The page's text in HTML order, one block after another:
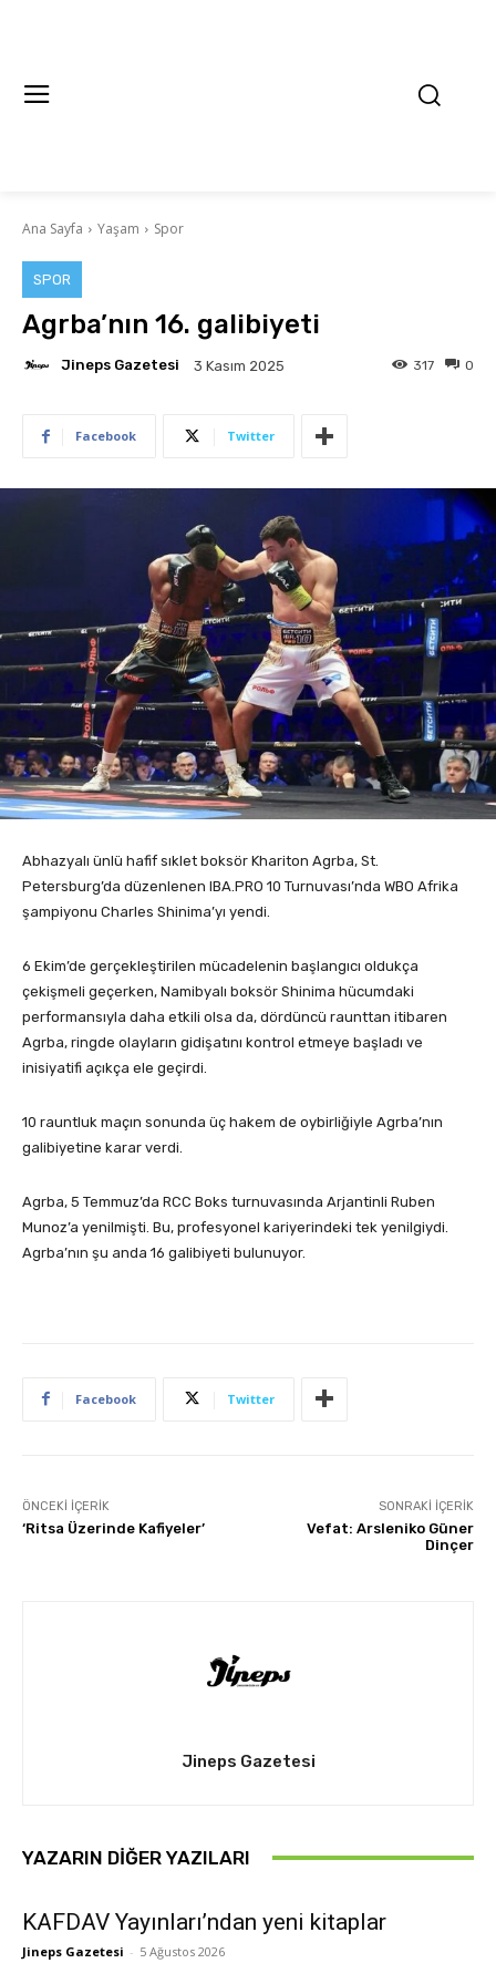
Ana Sayfa Yaşam Spor
SPOR
Agrba’nın 16. galibiyeti
Jineps Gazetesi 3 Kasım 2025 0
317
Facebook Twitter
Abhazyalı ünlü hafif sıklet boksör Khariton Agrba, St.
Petersburg’da düzenlenen IBA.PRO 10 Turnuvası’nda WBO Afrika
şampiyonu Charles Shinima’yı yendi.
6 Ekim’de gerçekleştirilen mücadelenin başlangıcı oldukça
çekişmeli geçerken, Namibyalı boksör Shinima hücumdaki
performansıyla daha etkili olsa da, dördüncü raunttan itibaren
Agrba, ringde olayların gidişatını kontrol etmeye başladı ve
inisiyatifi açıkça ele geçirdi.
10 rauntluk maçın sonunda üç hakem de oybirliğiyle Agrba’nın
galibiyetine karar verdi.
Agrba, 5 Temmuz’da RCC Boks turnuvasında Arjantinli Ruben
Munoz’a yenilmişti. Bu, profesyonel kariyerindeki tek yenilgiydi.
Agrba’nın şu anda 16 galibiyeti bulunuyor.
Facebook Twitter
ÖNCEKI İÇERIK
‘Ritsa Üzerinde Kafiyeler’
SONRAKI İÇERIK
Vefat: Arsleniko Güner
Dinçer
Jineps Gazetesi
YAZARIN DIĞER YAZILARI
KAFDAV Yayınları’ndan yeni kitaplar
Jineps Gazetesi - 5 Ağustos 2026